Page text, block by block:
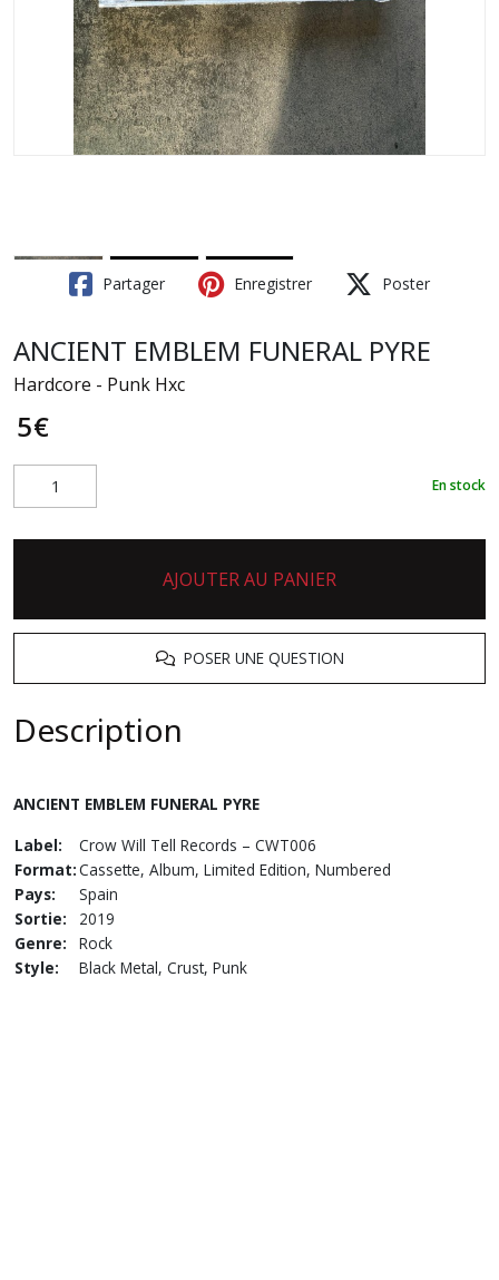
Partager Enregistrer Poster
ANCIENT EMBLEM FUNERAL PYRE
Hardcore - Punk Hxc
5€
En stock
AJOUTER AU PANIER
POSER UNE QUESTION
Description
ANCIENT EMBLEM FUNERAL PYRE
Label:
Crow Will Tell Records – CWT006
Format:Cassette, Album, Limited Edition, Numbered
Pays:
Spain
Sortie:
2019
Genre:
Rock
Style:
Black Metal, Crust, Punk